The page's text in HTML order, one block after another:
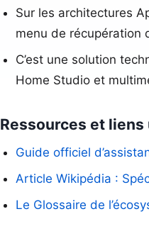
Sur les architectures
menu de récupération
C’est une solution
Home Studio et
Ressources et liens
Guide officiel
Article Wikipédia :
Le Glossaire de